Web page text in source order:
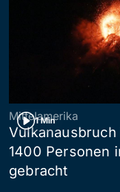
1 Min
Mittelamerika
1400 Personen
gebracht